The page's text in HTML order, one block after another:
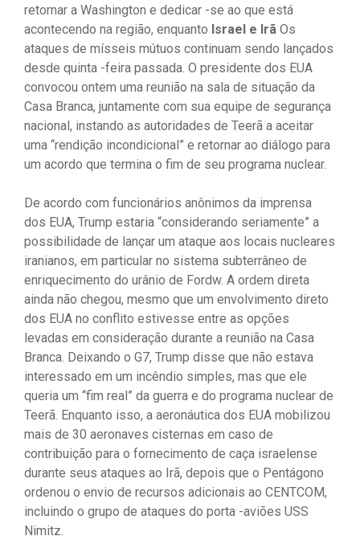
retornar a Washington e dedicar -se ao que está
acontecendo na região, enquanto Israel e Irã Os
ataques de mísseis mútuos continuam sendo lançados
desde quinta -feira passada. O presidente dos EUA
convocou ontem uma reunião na sala de situação da
Casa Branca, juntamente com sua equipe de segurança
nacional, instando as autoridades de Teerã a aceitar
uma “rendição incondicional” e retornar ao diálogo para
um acordo que termina o fim de seu programa nuclear.
De acordo com funcionários anônimos da imprensa
dos EUA, Trump estaria “considerando seriamente” a
possibilidade de lançar um ataque aos locais nucleares
iranianos, em particular no sistema subterrâneo de
enriquecimento do urânio de Fordw. A ordem direta
ainda não chegou, mesmo que um envolvimento direto
dos EUA no conflito estivesse entre as opções
levadas em consideração durante a reunião na Casa
Branca. Deixando o G7, Trump disse que não estava
interessado em um incêndio simples, mas que ele
queria um “fim real” da guerra e do programa nuclear de
Teerã. Enquanto isso, a aeronáutica dos EUA mobilizou
mais de 30 aeronaves cisternas em caso de
contribuição para o fornecimento de caça israelense
durante seus ataques ao Irã, depois que o Pentágono
ordenou o envio de recursos adicionais ao CENTCOM,
incluindo o grupo de ataques do porta -aviões USS
Nimitz.